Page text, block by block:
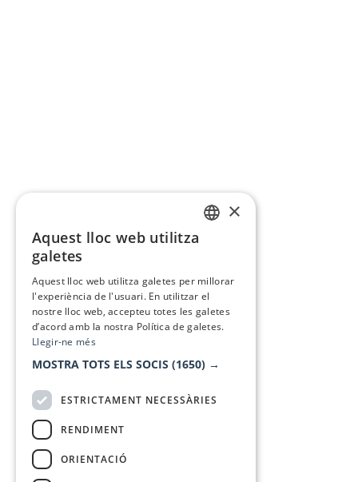
×
Aquest lloc web utilitza
galetes
Aquest lloc web utilitza galetes per millorar
l'experiència de l'usuari. En utilitzar el
nostre lloc web, accepteu totes les galetes
d’acord amb la nostra Política de galetes.
Llegir-ne més
MOSTRA TOTS ELS SOCIS (1650) →
ESTRICTAMENT NECESSÀRIES
RENDIMENT
ORIENTACIÓ